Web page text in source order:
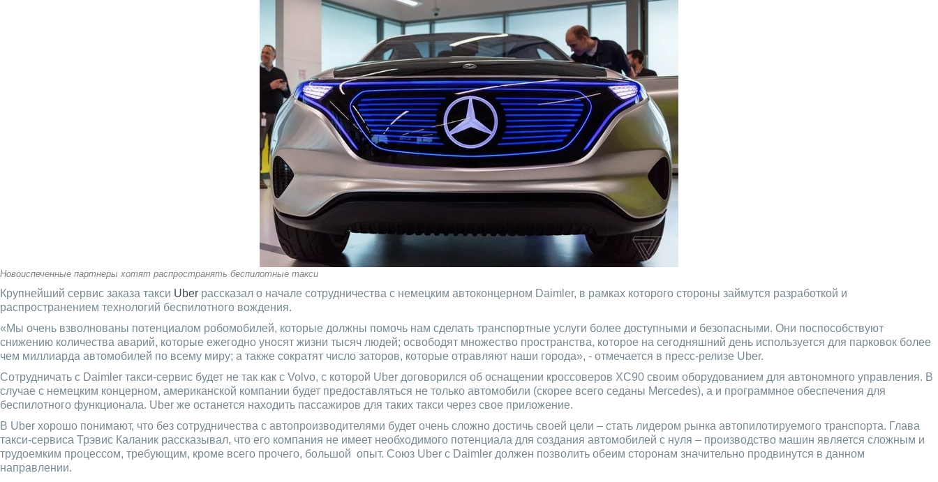
Новоиспеченные партнеры хотят распространять беспилотные такси
Крупнейший сервис заказа такси Uber рассказал о начале сотрудничества с немецким автоконцерном Daimler, в рамках которого стороны займутся разработкой и
распространением технологий беспилотного вождения.
«Мы очень взволнованы потенциалом робомобилей, которые должны помочь нам сделать транспортные услуги более доступными и безопасными. Они поспособствуют
снижению количества аварий, которые ежегодно уносят жизни тысяч людей; освободят множество пространства, которое на сегодняшний день используется для парковок более
чем миллиарда автомобилей по всему миру; а также сократят число заторов, которые отравляют наши города», - отмечается в пресс-релизе Uber.
Сотрудничать с Daimler такси-сервис будет не так как c Volvo, с которой Uber договорился об оснащении кроссоверов XC90 своим оборудованием для автономного управления. В
случае с немецким концерном, американской компании будет предоставляться не только автомобили (скорее всего седаны Mercedes), а и программное обеспечения для
беспилотного функционала. Uber же останется находить пассажиров для таких такси через свое приложение.
В Uber хорошо понимают, что без сотрудничества с автопроизводителями будет очень сложно достичь своей цели – стать лидером рынка автопилотируемого транспорта. Глава
такси-сервиса Трэвис Каланик рассказывал, что его компания не имеет необходимого потенциала для создания автомобилей с нуля – производство машин является сложным и
трудоемким процессом, требующим, кроме всего прочего, большой опыт. Союз Uber с Daimler должен позволить обеим сторонам значительно продвинутся в данном
направлении.